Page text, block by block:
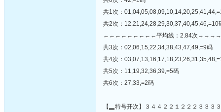
共1次：
共2次：12,21,24,28,29,30,37,40,45,46,=10
←←←←←←←←←平均线：2.84次
共3次：02,06,15,22,34,38,43,47,49,=9码
共4次：
共5次：11,19,32,36,39,=5码
共6次：27,33,=2码
【▂特号开次】３４４２２１２２２３３３